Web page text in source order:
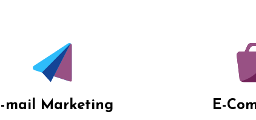
mail Marketing E-